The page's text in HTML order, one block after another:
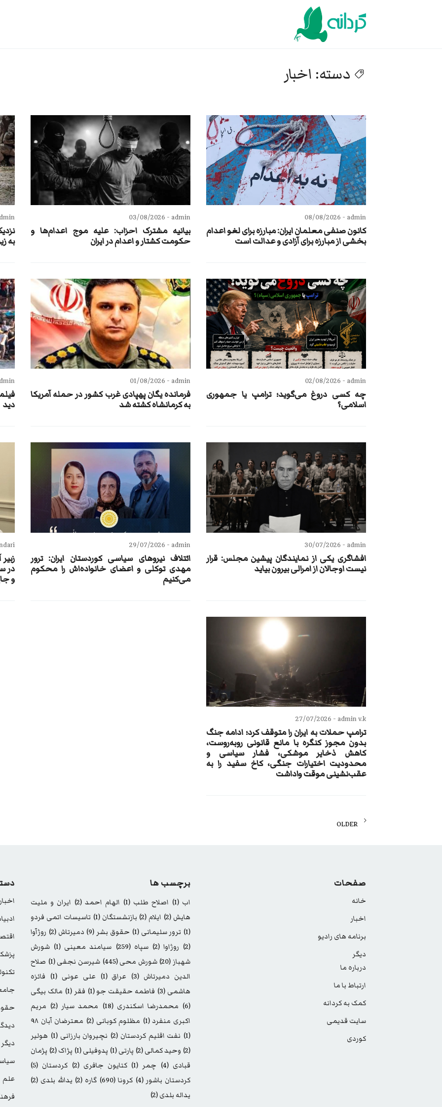
دسته: اخبار
admin -
08/08/2026
کانون صنفی معلمان ایران: مبارزه برای لغو اعدام
بخشی از مبارزه برای آزادی و عدالت است
admin -
03/08/2026
بيانيه مشترک احزاب: علیه موج اعدام‌ها و
حکومت کشتار و اعدام در ایران
-
به
admin -
02/08/2026
چه کسی دروغ می‌گوید؛ ترامپ یا جمهوری
اسلامی؟
admin -
01/08/2026
فرمانده یگان پهپادی غرب کشور در حمله آمریکا
به کرمانشاه کشته شد
-
دید
admin -
30/07/2026
افشاگری یکی از نمایندگان پیشین مجلس: قرار
نیست اوجالان از امرالی بیرون بیاید
admin -
29/07/2026
ائتلاف نیروهای سیاسی کوردستان ایران: ترور
مهدی توکلی و اعضای خانواده‌اش را محکوم
می‌کنیم
-
در
و
admin v.k -
27/07/2026
ترامپ حملات به ایران را متوقف کرد؛ ادامه جنگ
بدون مجوز کنگره با مانع قانونی روبه‌روست،
کاهش ذخایر موشکی، فشار سیاسی و
محدودیت اختیارات جنگی، کاخ سفید را به
عقب‌نشینی موقت واداشت
Posts
navigation
OLDER
صفحات
خانه
اخبار
برنامه های رادیو
دیگر
درباره ما
ارتباط با ما
کمک به کردانه
سایت قدیمی
کوردی
برچسب ها
اب (1) اصلاح طلب (1) الهام احمد(2)
ایران و ملیت
هایش (2) ایلام (2) بازنشستگان (1)
تاسیسات اتمی فردو
(1)
ترور سلیمانی (1) حقوق بشر (9) دمیرتاش (2)
روژآوا
(2)
روژاوا (2) سپاه (259) سیامند معینی (1)
شورش
شهباز (20) شورش محی(445) شیرسن نجفی(1)
صلاح
الدین دمیرتاش (3) عراق (1) علی عونی (1)
فائزه
هاشمی (3) فاطمه حقیقت جو(1) فقر (1)
مالک بیگی
(6)
محمدرضا اسکندری (18) محمد سیار (2)
مریم
اکبری منفرد (1) مظلوم کوبانی (2)
معترضان آبان ۹۸
(1)
نفت اقلیم کردستان (2) نچیروان بارزانی (1)
هولیر
(2)
وحید کمالی(2) پارتی(1) پدوفیلی(1) پژاک(2)
پژمان
قبادی (4) چمر (1) کتایون جافری (2) کردستان (5)
کردستان باشور (4) کرونا (690) گاره (2) یدالله بلدی (2)
یداله بلدی(2)
اخبار
دیگر
علم